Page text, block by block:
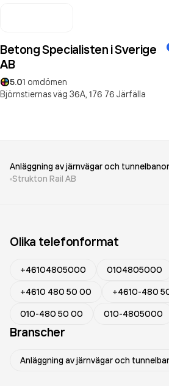
Betong Specialisten i Sverige
AB
5.01 omdömen
Björnstiernas väg 36A, 176 76 Järfälla
Anläggning av järnvägar och tunnelbanor
Strukton Rail AB
Olika telefonformat
+46104805000
0104805000
+4610 480 50 00
+4610-480
010-480 50 00
010-4805000
Branscher
Anläggning av järnvägar och